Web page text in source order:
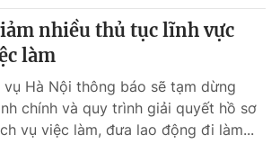
Thủy
Nguyễn Thị Mỹ Hạnh, Phạm Quốc Thắng,
355 931 - 024.38 355 932
VTV:024.66 897 897
nhiều thủ tục lĩnh vực
làm
vụ Hà Nội thông báo sẽ tạm dừng
chính và quy trình giải quyết hồ sơ
vụ việc làm, đưa lao động đi làm...